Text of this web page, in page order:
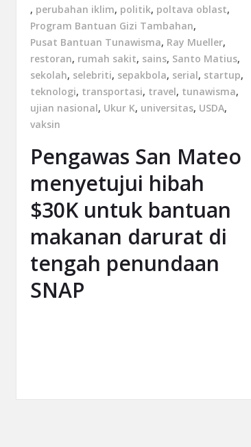
, perubahan iklim, politik, poltava oblast,
Program Bantuan Gizi Tambahan,
Pusat Bantuan Tunawisma, Ray Mueller,
restoran, rumah sakit, sains, Santo Matius,
sekolah, selebriti, sepakbola, serial, startup,
teknologi, transportasi, travel, tunawisma,
ujian nasional, Ukur K, universitas, USDA,
vaksin
Pengawas San Mateo
menyetujui hibah
$30K untuk bantuan
makanan darurat di
tengah penundaan
SNAP